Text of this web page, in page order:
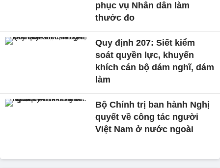
phục vụ Nhân dân làm
thước đo
Quy định 207: Siết kiểm
soát quyền lực, khuyến
khích cán bộ dám nghĩ, dám
làm
Bộ Chính trị ban hành Nghị
quyết về công tác người
Việt Nam ở nước ngoài